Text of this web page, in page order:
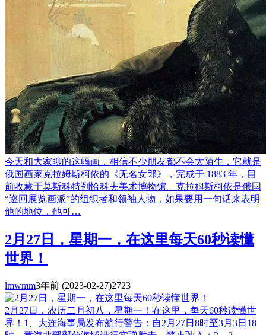
今天和大家聊的这幅画，相信不少朋友都不会太陌生，它就是
俄国画家克拉姆斯柯依的《无名女郎》，完成于 1883 年，目
前收藏于莫斯科特列恰科夫美术博物馆。克拉姆斯柯依是俄国
“巡回展览画派”的组织者和领袖人物，如果要用一句话来表明
他的地位，他可…
2月27日，星期一，在这里每天60秒读懂
世界！
lmwmm3年前 (2023-02-27)2723
2月27日，农历二月初八，星期一！在这里，每天60秒读懂世
界！1、大连海事局发布航行警告：自2月27日8时至3月3日18